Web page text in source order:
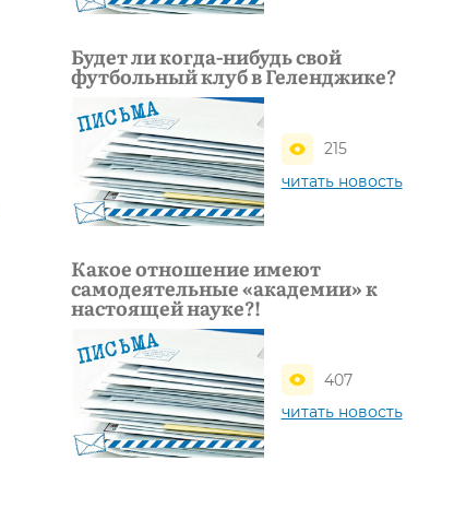
Будет ли когда-нибудь свой
футбольный клуб в Геленджике?
215
читать новость
Какое отношение имеют
самодеятельные «академии» к
настоящей науке?!
407
читать новость